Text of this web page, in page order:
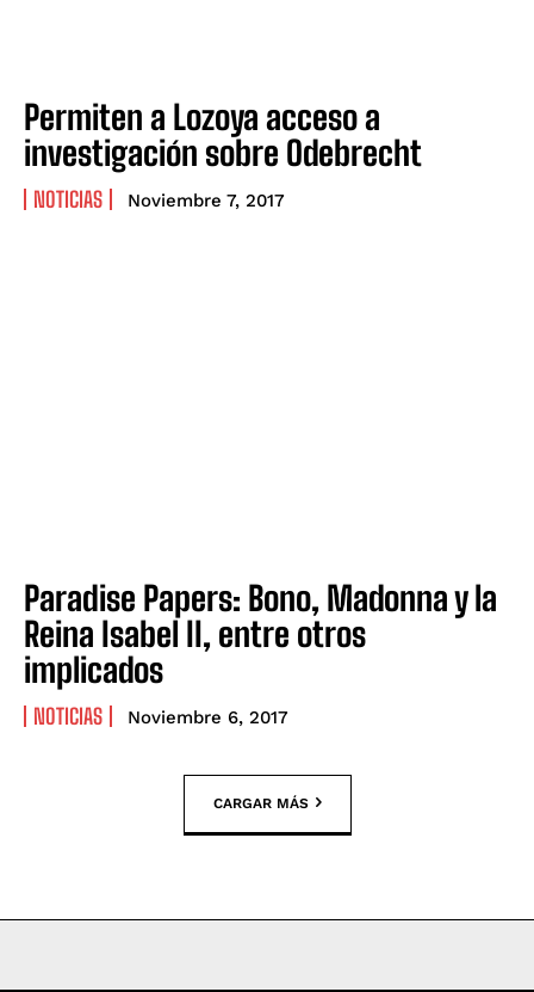
Permiten a Lozoya acceso a
investigación sobre Odebrecht
NOTICIAS Noviembre 7, 2017
Paradise Papers: Bono, Madonna y la
Reina Isabel II, entre otros
implicados
NOTICIAS Noviembre 6, 2017
CARGAR MÁS